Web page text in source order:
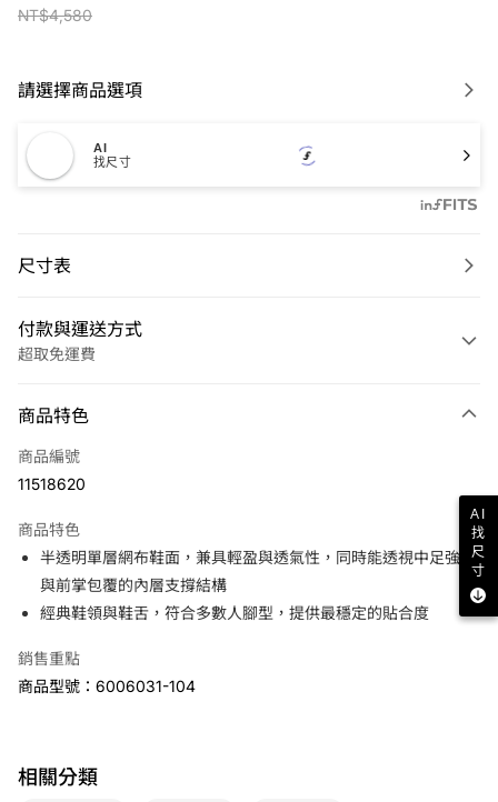
NT$4,580
請選擇商品選項
AI
找尺寸
尺寸表
付款與運送方式
超取免運費
信用卡一次付款
LINE Pay
悠遊付
運送方式
商品特色
商品編號
11518620
商品特色
半透明單層網布鞋面，兼具輕盈與透氣性，同時能透視中足強化
與前掌包覆的內層支撐結構
經典鞋領與鞋舌，符合多數人腳型，提供最穩定的貼合度
銷售重點
商品型號：6006031-104
相關分類
AI
找
尺
寸